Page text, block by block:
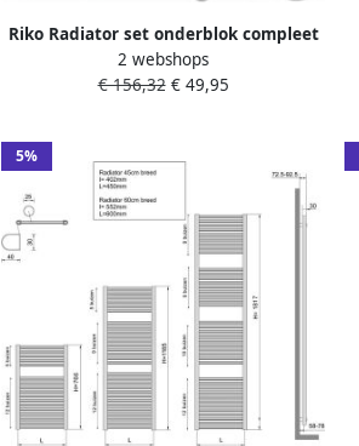
Riko Radiator set onderblok compleet
haaks (rechts) 16x2 0 +15 knel chroom
2 webshops
€ 156,32€ 49,95
5%